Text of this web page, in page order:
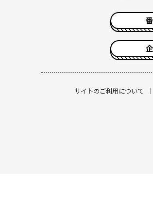
サイトのご利用について